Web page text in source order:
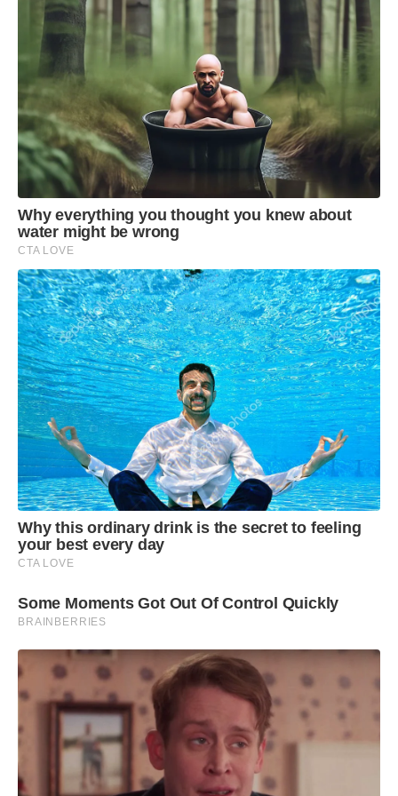
das 8h às 13h horas, a Biblioteca Municipal, no
prédio da Secretaria Municipal de Educação,
estará de portas abertas. Serão feitas a emissão
do primeiro título, a transferência de domicílio, a
coleta de biometria, a revisão de dados, a
emissão de certidões e a regularização do título.
Why everything you thought you knew about
water might be wrong
CTA LOVE
Why this ordinary drink is the secret to feeling
your best every day
CTA LOVE
Some Moments Got Out Of Control Quickly
BRAINBERRIES